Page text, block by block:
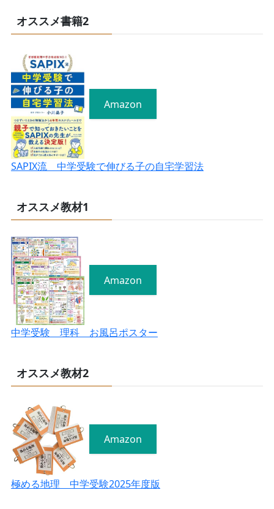
オススメ書籍2
Amazon
SAPIX流 中学受験で伸びる子の自宅学習法
オススメ教材1
Amazon
中学受験 理科 お風呂ポスター
オススメ教材2
Amazon
極める地理 中学受験2025年度版